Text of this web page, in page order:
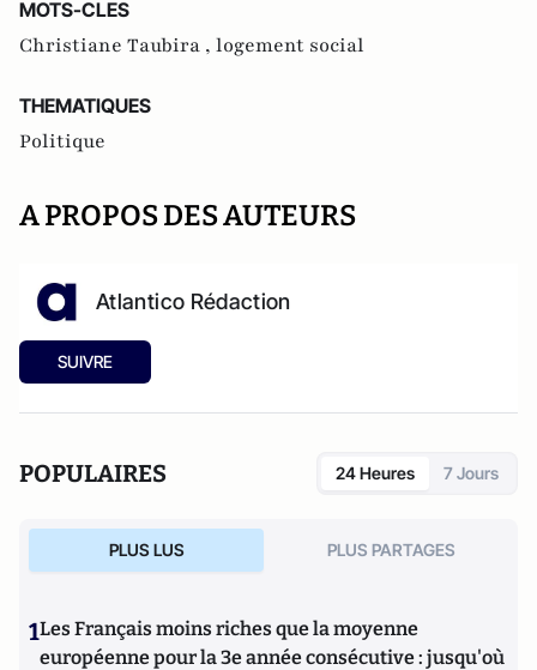
MOTS-CLES
Christiane Taubira , logement social
THEMATIQUES
Politique
A PROPOS DES AUTEURS
Atlantico Rédaction
SUIVRE
POPULAIRES 24 Heures 7 Jours
PLUS LUS PLUS PARTAGES
1Les Français moins riches que la moyenne
européenne pour la 3e année consécutive : jusqu'où